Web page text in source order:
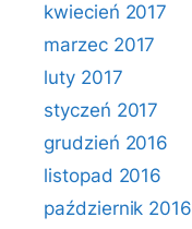
kwiecień 2017
marzec 2017
luty 2017
styczeń 2017
grudzień 2016
listopad 2016
październik 2016